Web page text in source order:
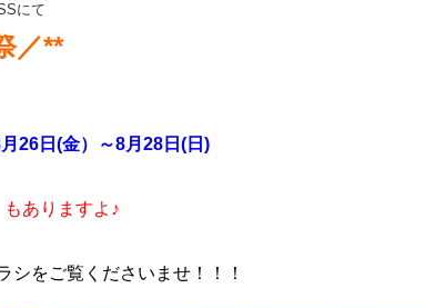
にて
／**
26日(金）～8月28日(日)
ありますよ♪
シをご覧くださいませ！！！